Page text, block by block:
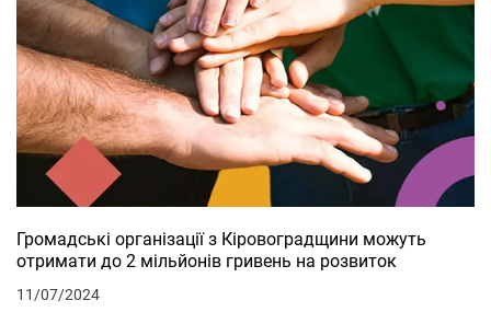
Громадські організації з Кіровоградщини можуть
отримати до 2 мільйонів гривень на розвиток
11/07/2024